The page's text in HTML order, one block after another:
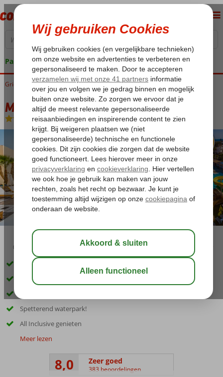
Pakketgarantie
Home
Griekenland Kreta Malia Meropi Aparthotel
Meropi Aparthotel
All Inclusive- Aparthotel
03:30
Proef de typisch Griekse sfeer
Vlak bij Malia centrum
Spetterend waterpark!
All Inclusive genieten
Meer lezen
8,0 Zeer goed
383 beoordelingen